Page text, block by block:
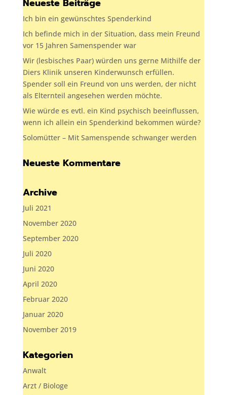
Ich bin ein gewünschtes Spenderkind
Ich befinde mich in der Situation, dass mein Freund
vor 15 Jahren Samenspender war
Wir (lesbisches Paar) würden uns gerne Mithilfe der
Diers Klinik unseren Kinderwunsch erfüllen.
Spender soll ein Freund von uns werden, der nicht
als Elternteil angesehen werden möchte.
Wie würde es evtl. ein Kind psychisch beeinflussen,
wenn ich allein ein Spenderkind bekommen würde?
Solomütter – Mit Samenspende schwanger werden
Neueste Kommentare
Archive
Juli 2021
November 2020
September 2020
Juli 2020
Juni 2020
April 2020
Februar 2020
Januar 2020
November 2019
Kategorien
Anwalt
Arzt / Biologe